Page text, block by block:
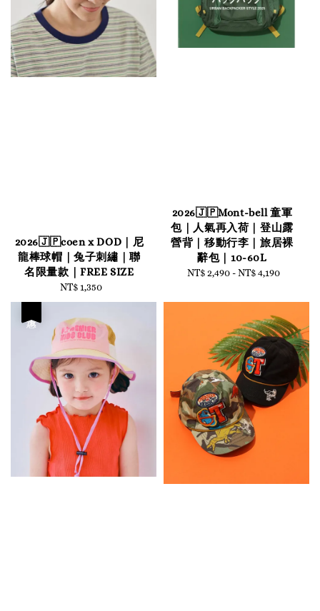
2026🇯🇵coen x DOD｜尼
龍棒球帽｜兔子刺繡｜聯
名限量款｜FREE SIZE
Regular
price
NT$ 1,350
2026🇯🇵Mont-bell 童軍
包｜人氣再入荷｜登山露
營背｜移動行李｜旅居裸
辭包｜10-60L
Regular
NT$ 2,490 -NT$ 4,190